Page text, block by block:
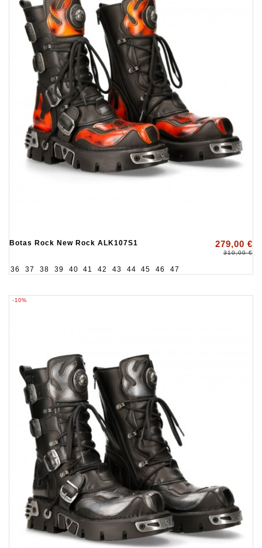
Botas Rock New Rock ALK107S1 279,00 €
310,00 €
36 37 38 39 40 41 42 43 44 45 46 47
-10%